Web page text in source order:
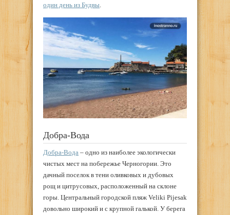
один день из Будвы
Добра-Вода
Добра-Вода – одно из наиболее экологически
чистых мест на побережье Черногории. Это
дачный поселок в тени оливковых и дубовых
рощ и цитрусовых, расположенный на склоне
горы. Центральный городской пляж Veliki Pijesak
довольно широкий и с крупной галькой. У берега